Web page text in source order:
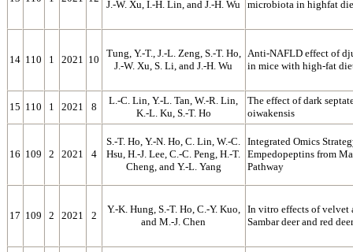
J.-W. Xu, I.-H. Lin, and J.-H. Wu microbiota in highfat
14 110 1 2021 10
Tung, Y.-T., J.-L. Zeng, S.-T. Ho,
J.-W. Xu, S. Li, and J.-H. Wu
Anti-NAFLD effect of
in mice with high-fat
15 110 1 2021 8
L.-C. Lin, Y.-L. Tan, W.-R. Lin,
K.-L. Ku, S.-T. Ho
The effect of dark
oiwakensis
16 109 2 2021 4
S.-T. Ho, Y.-N. Ho, C. Lin, W.-C.
Hsu, H.-J. Lee, C.-C. Peng, H.-T.
Cheng, and Y.-L. Yang
Integrated Omics
Empedopeptins from
Pathway
17 109 2 2021 2
Y.-K. Hung, S.-T. Ho, C.-Y. Kuo,
and M.-J. Chen
In vitro effects of velvet
Sambar deer and red